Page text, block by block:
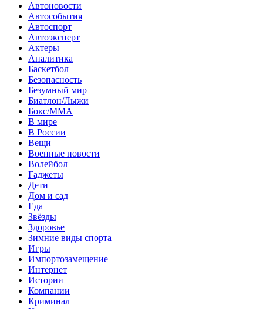
Автоновости
Автособытия
Автоспорт
Автоэксперт
Актеры
Аналитика
Баскетбол
Безопасность
Безумный мир
Биатлон/Лыжи
Бокс/MMA
В мире
В России
Вещи
Военные новости
Волейбол
Гаджеты
Дети
Дом и сад
Еда
Звёзды
Здоровье
Зимние виды спорта
Игры
Импортозамещение
Интернет
Истории
Компании
Криминал